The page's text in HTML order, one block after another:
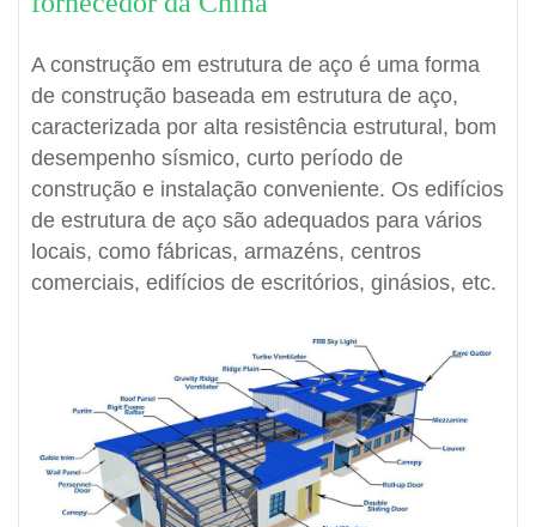
A construção em estrutura de aço é uma forma
de construção baseada em estrutura de aço,
caracterizada por alta resistência estrutural, bom
desempenho sísmico, curto período de
construção e instalação conveniente. Os edifícios
de estrutura de aço são adequados para vários
locais, como fábricas, armazéns, centros
comerciais, edifícios de escritórios, ginásios, etc.